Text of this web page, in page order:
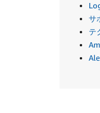
サ
テ